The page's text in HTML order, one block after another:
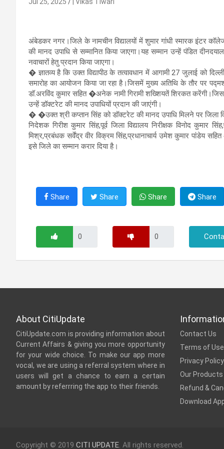
Jul 25, 2025 | Vikas Tiwari
अंबेडकर नगर।जिले के नामचीन विद्यालयों में शुमार गांधी स्मारक इंटर
की मानद उपाधि से सम्मानित किया जाएगा।यह सम्मान उन्हें पंडित दीनदयाल
नवाचारों हेतु प्रदान किया जाएगा।
� ज्ञातव्य है कि उक्त विद्यापीठ के तत्वावधान में आगामी 27 जुलाई को
समारोह का आयोजन किया जा रहा है।जिसमें मुख्य अतिथि के तौर पर पद्मश्री
डॉ.अरविंद कुमार सहित �अनेक नामी गिरामी शख्शियतें शिरकत
उन्हें डॉक्टरेट की मानद उपाधियों प्रदान की जाएंगी।
� �उक्त श्री कप्तान सिंह को डॉक्टरेट की मानद उपाधि मिलने पर जिला
निदेशक गिरीश कुमार सिंह,पूर्व जिला विद्यालय निरीक्षक विनोद कुमार
मिश्र,प्रबंधक सर्वेंद्र वीर विक्रम सिंह,प्रधानाचार्य उमेश कुमार पांडेय
इसे जिले का सम्मान करार दिया है।
Share Share Share Share
About CitiUpdate
CitiUpdate.com is providing information about
Current Affairs & giving you more opportunity
for your wide choice. To make our app more
vocal, we are using a referral system where in
users will get a chance to earn a certain
amount by referrring the app to their friends.
Contact Us
Terms of Use
Privacy Policy
Our Products
Refund &
Download
Copyright © 2019 CITI UPDATE. All rights reserved.